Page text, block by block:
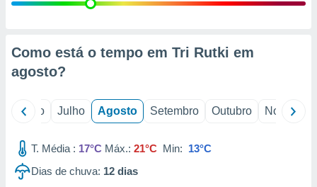
estudos
Como está o tempo em Tri Rutki em
agosto?
Junho Julho Agosto Setembro Outubro Novembro
T. Média : 17°C Máx.: 21°C Min: 13°C
Dias de chuva: 12 dias